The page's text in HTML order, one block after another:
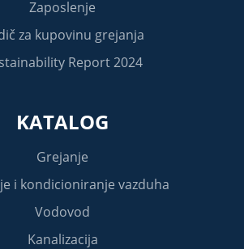
Zaposlenje
za kupovinu grejanja
Report 2024
KATALOG
Grejanje
i kondicioniranje vazduha
Vodovod
Kanalizacija